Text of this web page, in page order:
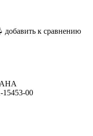
добавить к сравнению
15453-00